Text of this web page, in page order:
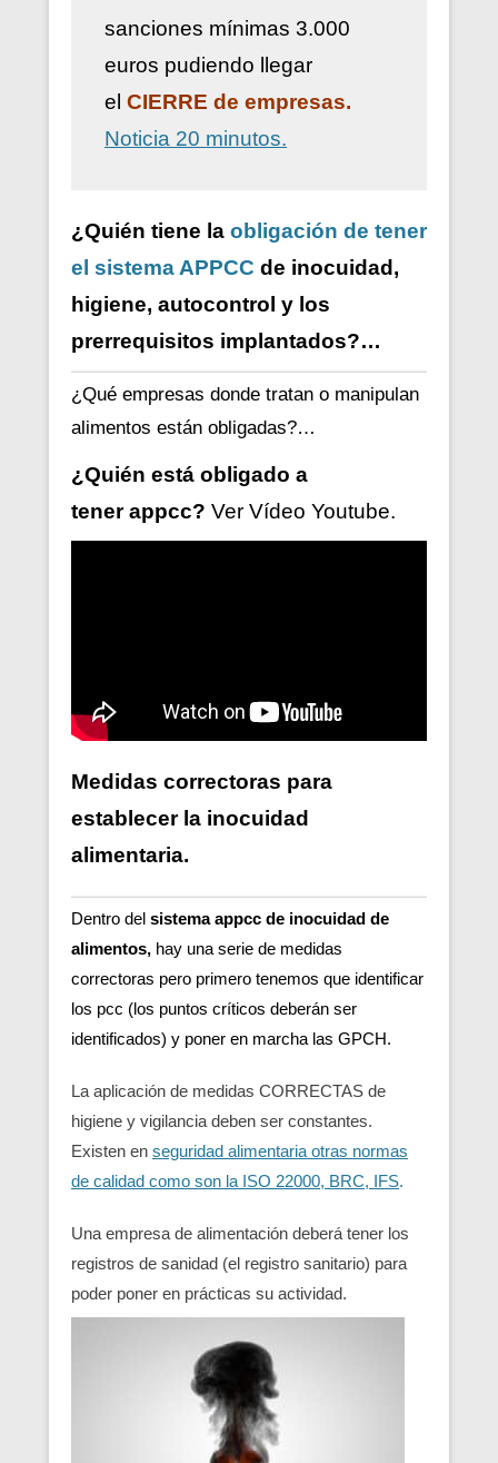
sanciones mínimas 3.000
euros pudiendo llegar
el CIERRE de empresas.
Noticia 20 minutos.
¿Quién tiene la obligación de tener
el sistema APPCC de inocuidad,
higiene, autocontrol y los
prerrequisitos implantados?…
¿Qué empresas donde tratan o manipulan
alimentos están obligadas?…
¿Quién está obligado a
tenerappcc? Ver Vídeo Youtube.
Medidas correctoras para
establecer la inocuidad
alimentaria.
Dentro del sistema appcc de inocuidad de
alimentos, hay una serie de medidas
correctoras pero primero tenemos que identificar
los pcc (los puntos críticos deberán ser
identificados) y poner en marcha las GPCH.
La aplicación de medidas CORRECTAS de
higiene y vigilancia deben ser constantes.
Existen en seguridad alimentaria otras normas
de calidad como son la ISO 22000, BRC, IFS.
Una empresa de alimentación deberá tener los
registros de sanidad (el registro sanitario) para
poder poner en prácticas su actividad.